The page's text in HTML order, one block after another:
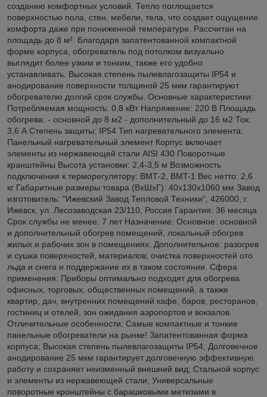
созданию комфортных условий. Тепло поглощается
поверхностью пола, стен, мебели, тела, что создает ощущение
комфорта даже при пониженной температуре. Рассчитан на
площадь до 8 м². Благодаря запатентованной компактной
форме корпуса, обогреватель под потолком визуально
выглядит более узким и тонким, также его удобно
устанавливать. Высокая степень пылевлагозащиты IP54 и
анодирование поверхности толщиной 25 мкм гарантируют
обогревателю долгий срок службы. Основные характеристики:
Потребляемая мощность: 0,8 кВт Напряжение: 220 В Площадь
обогрева: - основной до 8 м2 - дополнительный до 16 м2 Ток:
3,6 А Степень защиты: IP54 Тип нагревательного элемента:
Панельный нагревательный элемент Корпус включает
элементы из нержавеющей стали AISI 430 Поворотные
кранштейны Высота установки: 2,4-3,5 м Возможность
подключения к терморегулятору: ВМТ-2, BMT-1 Вес нетто: 2,6
кг Габаритные размеры товара (ВхШхГ): 40х130х1060 мм Завод
изготовитель: "Ижевский Завод Тепловой Техники", 426000, г.
Ижевск, ул. Лесозаводская 23/110, Россия Гарантия: 36 месяца
Срок службы не менее: 7 лет Назначение: Основное: основной
и дополнительный обогрев помещений, локальный обогрев
жилых и рабочих зон в помещениях. Дополнительное: разогрев
и сушка поверхностей, материалов; очистка поверхностей ото
льда и снега и поддержание их в таком состоянии. Сфера
применения: Приборы оптимально подходят для обогрева
офисных, торговых, общественных помещений, а также
квартир, дач, внутренних помещений кафе, баров, ресторанов,
гостиниц и отелей, зон ожидания аэропортов и вокзалов.
Отличительные особенности: Самые компактные и тонкие
панельные обогреватели на рынке! Запатентованная форма
корпуса; Высокая степень пылевлагозащиты IP54; Долговечное
анодирование 25 мкм гарантирует долговечную эффективную
работу и сохраняет неизменный внешний вид; Стальной корпус
и элементы из нержавеющей стали; Универсальные
поворотные кронштейны с барашковыми метизами в